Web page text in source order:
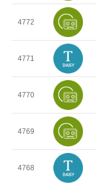
4772
4771
4770
4769
4768